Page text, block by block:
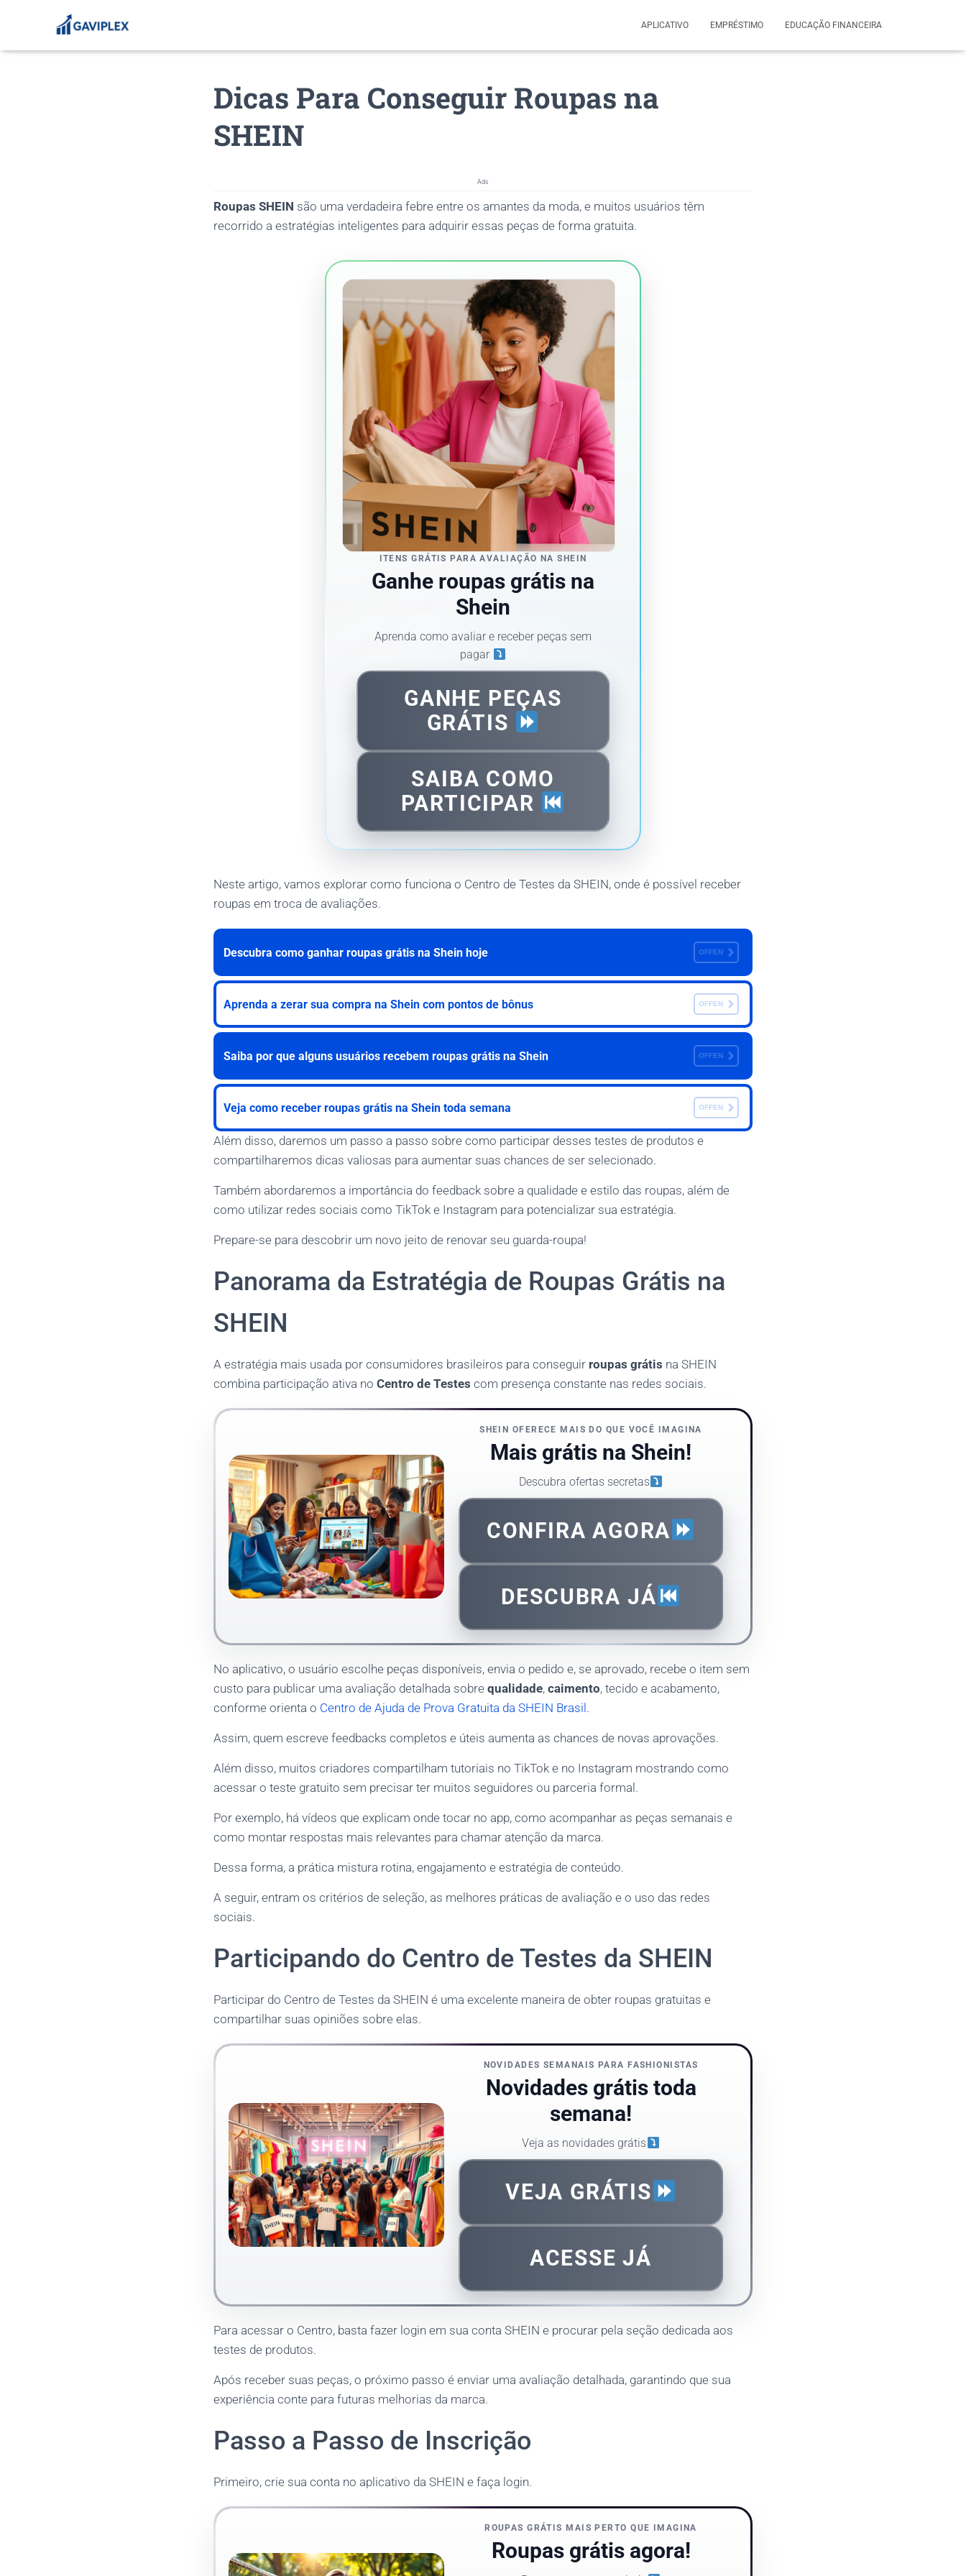
APLICATIVO EMPRÉSTIMO EDUCAÇÃO FINANCEIRA
Dicas Para Conseguir Roupas na
SHEIN
Ads
Roupas SHEIN são uma verdadeira febre entre os amantes da moda, e muitos usuários têm
recorrido a estratégias inteligentes para adquirir essas peças de forma gratuita.
ITENS GRÁTIS PARA AVALIAÇÃO NA SHEIN
Ganhe roupas grátis na
Shein
Aprenda como avaliar e receber peças sem
pagar
GANHE PEÇAS
GRÁTIS
SAIBA COMO
PARTICIPAR
Neste artigo, vamos explorar como funciona o Centro de Testes da SHEIN, onde é possível receber
roupas em troca de avaliações.
Descubra como ganhar roupas grátis na Shein hoje OFFEN
Aprenda a zerar sua compra na Shein com pontos de bônus OFFEN
Saiba por que alguns usuários recebem roupas grátis na Shein OFFEN
Veja como receber roupas grátis na Shein toda semana OFFEN
Além disso, daremos um passo a passo sobre como participar desses testes de produtos e
compartilharemos dicas valiosas para aumentar suas chances de ser selecionado.
Também abordaremos a importância do feedback sobre a qualidade e estilo das roupas, além de
como utilizar redes sociais como TikTok e Instagram para potencializar sua estratégia.
Prepare-se para descobrir um novo jeito de renovar seu guarda-roupa!
Panorama da Estratégia de Roupas Grátis na
SHEIN
A estratégia mais usada por consumidores brasileiros para conseguir roupas grátis na SHEIN
combina participação ativa no Centro de Testes com presença constante nas redes sociais.
SHEIN OFERECE MAIS DO QUE VOCÊ IMAGINA
Mais grátis na Shein!
Descubra ofertas secretas
CONFIRA AGORA
DESCUBRA JÁ
No aplicativo, o usuário escolhe peças disponíveis, envia o pedido e, se aprovado, recebe o item sem
custo para publicar uma avaliação detalhada sobre qualidade, caimento, tecido e acabamento,
conforme orienta o Centro de Ajuda de Prova Gratuita da SHEIN Brasil .
Assim, quem escreve feedbacks completos e úteis aumenta as chances de novas aprovações.
Além disso, muitos criadores compartilham tutoriais no TikTok e no Instagram mostrando como
acessar o teste gratuito sem precisar ter muitos seguidores ou parceria formal.
Por exemplo, há vídeos que explicam onde tocar no app, como acompanhar as peças semanais e
como montar respostas mais relevantes para chamar atenção da marca.
Dessa forma, a prática mistura rotina, engajamento e estratégia de conteúdo.
A seguir, entram os critérios de seleção, as melhores práticas de avaliação e o uso das redes
sociais.
Participando do Centro de Testes da SHEIN
Participar do Centro de Testes da SHEIN é uma excelente maneira de obter roupas gratuitas e
compartilhar suas opiniões sobre elas.
NOVIDADES SEMANAIS PARA FASHIONISTAS
Novidades grátis toda
semana!
Veja as novidades grátis
VEJA GRÁTIS
ACESSE JÁ
Para acessar o Centro, basta fazer login em sua conta SHEIN e procurar pela seção dedicada aos
testes de produtos.
Após receber suas peças, o próximo passo é enviar uma avaliação detalhada, garantindo que sua
experiência conte para futuras melhorias da marca.
Passo a Passo de Inscrição
Primeiro, crie sua conta no aplicativo da SHEIN e faça login.
ROUPAS GRÁTIS MAIS PERTO QUE IMAGINA
Roupas grátis agora!